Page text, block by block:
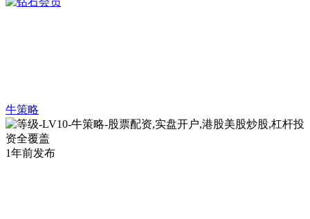
牛策略
1年前发布